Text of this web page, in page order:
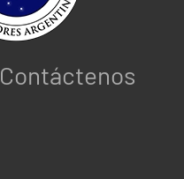
Contáctenos